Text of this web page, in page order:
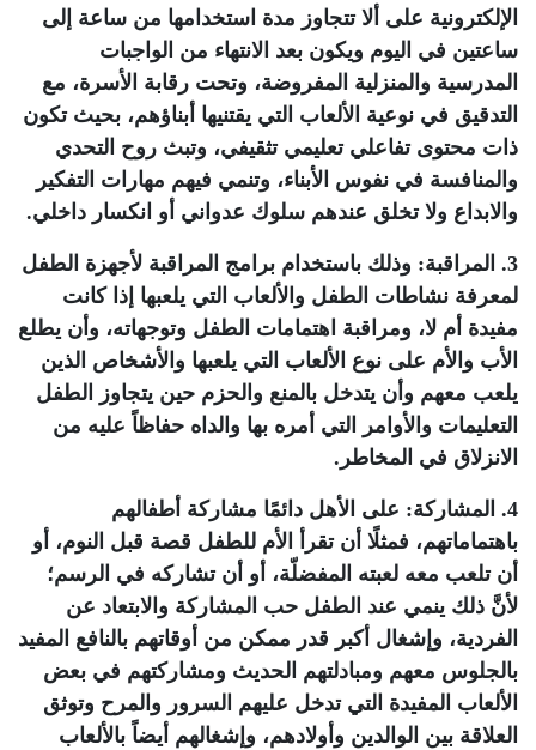
الإلكترونية على ألا تتجاوز مدة استخدامها من ساعة إلى
ساعتين في اليوم ويكون بعد الانتهاء من الواجبات
المدرسية والمنزلية المفروضة، وتحت رقابة الأسرة، مع
التدقيق في نوعية الألعاب التي يقتنيها أبناؤهم، بحيث تكون
ذات محتوى تفاعلي تعليمي تثقيفي، وتبث روح التحدي
والمنافسة في نفوس الأبناء، وتنمي فيهم مهارات التفكير
والابداع ولا تخلق عندهم سلوك عدواني أو انكسار داخلي.
3. المراقبة: وذلك باستخدام برامج المراقبة لأجهزة الطفل
لمعرفة نشاطات الطفل والألعاب التي يلعبها إذا كانت
مفيدة أم لا، ومراقبة اهتمامات الطفل وتوجهاته، وأن يطلع
الأب والأم على نوع الألعاب التي يلعبها والأشخاص الذين
يلعب معهم وأن يتدخل بالمنع والحزم حين يتجاوز الطفل
التعليمات والأوامر التي أمره بها والداه حفاظاً عليه من
الانزلاق في المخاطر.
4. المشاركة: على الأهل دائمًا مشاركة أطفالهم
باهتماماتهم، فمثلًا أن تقرأ الأم للطفل قصة قبل النوم، أو
أن تلعب معه لعبته المفضلّة، أو أن تشاركه في الرسم؛
لأنَّ ذلك ينمي عند الطفل حب المشاركة والابتعاد عن
الفردية، وإشغال أكبر قدر ممكن من أوقاتهم بالنافع المفيد
بالجلوس معهم ومبادلتهم الحديث ومشاركتهم في بعض
الألعاب المفيدة التي تدخل عليهم السرور والمرح وتوثق
العلاقة بين الوالدين وأولادهم، وإشغالهم أيضاً بالألعاب